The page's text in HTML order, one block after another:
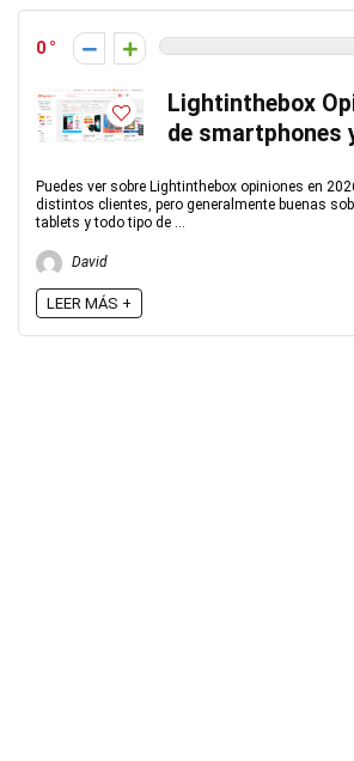
0
Lightinthebox
de smartphones
Puedes ver sobre Lightinthebox opiniones en
distintos clientes, pero generalmente buenas
tablets y todo tipo de ...
David
LEER MÁS +